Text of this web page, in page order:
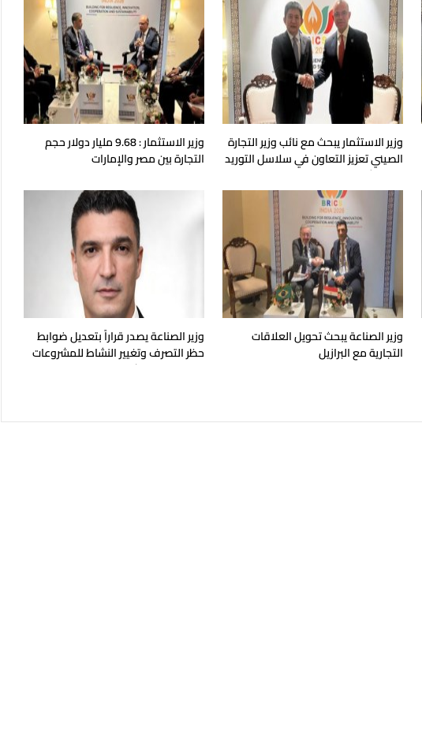
وزير الاستثمار يبحث مع نائب وزير التجارة
الصيني تعزيز التعاون في سلاسل التوريد
والاستثمارات
وزير الاستثمار : 9.68 مليار دولار حجم
التجارة بين مصر والإمارات
وزير الصناعة يبحث تحويل العلاقات
التجارية مع البرازيل
وزير الصناعة يصدر قراراً بتعديل ضوابط
حظر التصرف وتغيير النشاط للمشروعات
الصناعية المتعثرة